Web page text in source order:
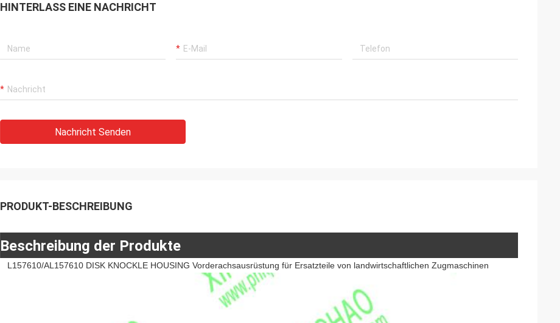
HINTERLASS EINE NACHRICHT
Nachricht Senden
PRODUKT-BESCHREIBUNG
Beschreibung der Produkte
L157610/AL157610 DISK KNOCKLE HOUSING Vorderachsausrüstung für Ersatzteile von landwirtschaftlichen Zugmaschinen